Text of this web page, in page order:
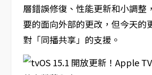
層錯誤修復、性能更新和小調整
要的面向外部的更改，但今天的
對「同播共享」的支援。